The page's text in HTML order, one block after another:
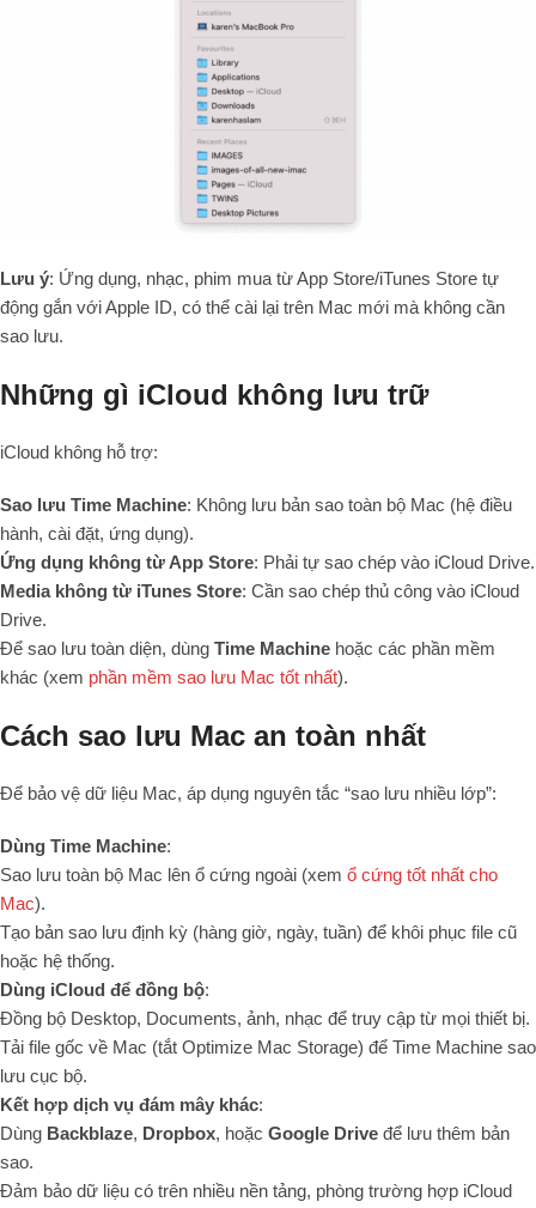
Lưu ý: Ứng dụng, nhạc, phim mua từ App Store/iTunes Store tự
động gắn với Apple ID, có thể cài lại trên Mac mới mà không cần
sao lưu.
Những gì iCloud không lưu trữ
iCloud không hỗ trợ:
Sao lưu Time Machine: Không lưu bản sao toàn bộ Mac (hệ điều
hành, cài đặt, ứng dụng).
Ứng dụng không từ App Store: Phải tự sao chép vào iCloud Drive.
Media không từ iTunes Store: Cần sao chép thủ công vào iCloud
Drive.
Để sao lưu toàn diện, dùng Time Machine hoặc các phần mềm
khác (xem phần mềm sao lưu Mac tốt nhất).
Cách sao lưu Mac an toàn nhất
Để bảo vệ dữ liệu Mac, áp dụng nguyên tắc “sao lưu nhiều lớp”:
Dùng Time Machine:
Sao lưu toàn bộ Mac lên ổ cứng ngoài (xem ổ cứng tốt nhất cho
Mac).
Tạo bản sao lưu định kỳ (hàng giờ, ngày, tuần) để khôi phục file cũ
hoặc hệ thống.
Dùng iCloud để đồng bộ:
Đồng bộ Desktop, Documents, ảnh, nhạc để truy cập từ mọi thiết bị.
Tải file gốc về Mac (tắt Optimize Mac Storage) để Time Machine sao
lưu cục bộ.
Kết hợp dịch vụ đám mây khác:
Dùng Backblaze, Dropbox, hoặc Google Drive để lưu thêm bản
sao.
Đảm bảo dữ liệu có trên nhiều nền tảng, phòng trường hợp iCloud